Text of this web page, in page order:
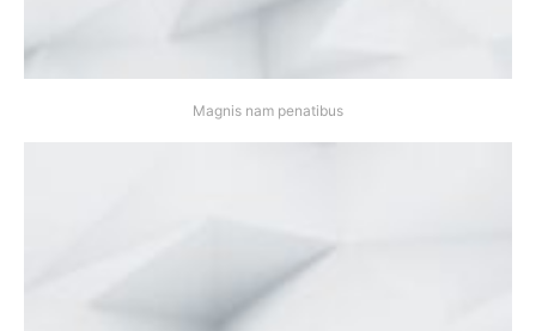
Magnis nam penatibus